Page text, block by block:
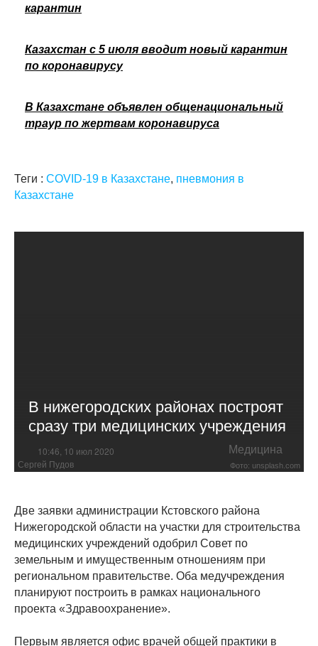
карантин
Казахстан с 5 июля вводит новый карантин
по коронавирусу
В Казахстане объявлен общенациональный
траур по жертвам коронавируса
Теги : COVID-19 в Казахстане, пневмония в
Казахстане
В нижегородских районах построят
сразу три медицинских учреждения
10:46, 10 июл 2020 Медицина
Сергей Пудов Фото: unsplash.com
Две заявки администрации Кстовского района
Нижегородской области на участки для строительства
медицинских учреждений одобрил Совет по
земельным и имущественным отношениям при
региональном правительстве. Оба медучреждения
планируют построить в рамках национального
проекта «Здравоохранение».
Первым является офис врачей общей практики в